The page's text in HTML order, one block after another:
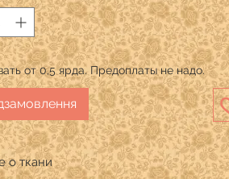
от 0,5 ярда. Предоплаты не надо.
о ткани